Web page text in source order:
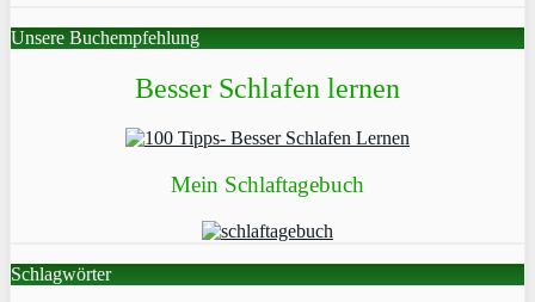
Unsere Buchempfehlung
Besser Schlafen lernen
Mein Schlaftagebuch
Schlagwörter